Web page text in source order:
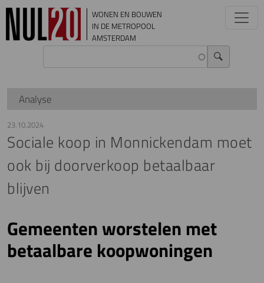
Overslaan en naar de inhoud gaan
WONEN EN BOUWEN
IN DE METROPOOL
AMSTERDAM
Analyse
23.10.2024
Sociale koop in Monnickendam moet
ook bij doorverkoop betaalbaar
blijven
Gemeenten worstelen met
betaalbare koopwoningen